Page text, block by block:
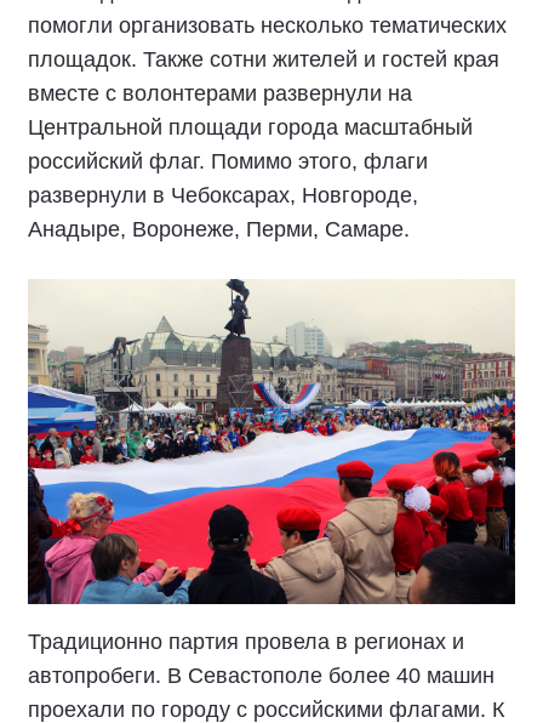
помогли организовать несколько тематических
площадок. Также сотни жителей и гостей края
вместе с волонтерами развернули на
Центральной площади города масштабный
российский флаг. Помимо этого, флаги
развернули в Чебоксарах, Новгороде,
Анадыре, Воронеже, Перми, Самаре.
Традиционно партия провела в регионах и
автопробеги. В Севастополе более 40 машин
проехали по городу с российскими флагами. К